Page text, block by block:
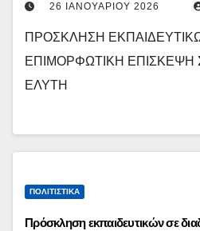
26 ΙΑΝΟΥΑΡΊΟΥ 2026
ΠΡΟΣΚΛΗΣΗ
ΕΠΙΜΟΡΦΩΤΙΚΗ ΕΠΙΣΚΕΨΗ
ΕΛΥΤΗ
ΠΟΛΙΤΙΣΤΙΚΆ
Πρόσκληση εκπαιδευτικών σε